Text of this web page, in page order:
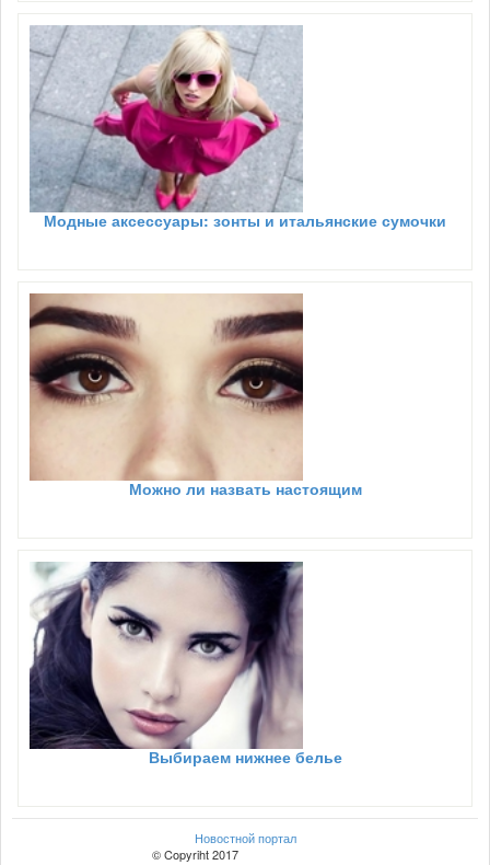
Модные аксессуары: зонты и итальянские сумочки
Можно ли назвать настоящим
Выбираем нижнее белье
Новостной портал
© Copyriht 2017